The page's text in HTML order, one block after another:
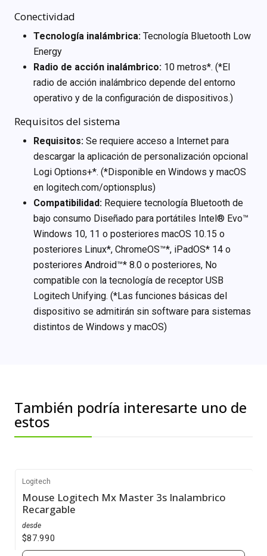
Conectividad
Tecnología inalámbrica: Tecnología Bluetooth Low
Energy
Radio de acción inalámbrico: 10 metros*. (*El
radio de acción inalámbrico depende del entorno
operativo y de la configuración de dispositivos.)
Requisitos del sistema
Requisitos: Se requiere acceso a Internet para
descargar la aplicación de personalización opcional
Logi Options+*. (*Disponible en Windows y macOS
en logitech.com/optionsplus)
Compatibilidad: Requiere tecnología Bluetooth de
bajo consumo Diseñado para portátiles Intel® Evo™
Windows 10, 11 o posteriores macOS 10.15 o
posteriores Linux*, ChromeOS™*, iPadOS* 14 o
posteriores Android™* 8.0 o posteriores, No
compatible con la tecnología de receptor USB
Logitech Unifying. (*Las funciones básicas del
dispositivo se admitirán sin software para sistemas
distintos de Windows y macOS)
También podría interesarte uno de
estos
Logitech
Mouse Logitech Mx Master 3s Inalambrico
Recargable
desde
$87.990